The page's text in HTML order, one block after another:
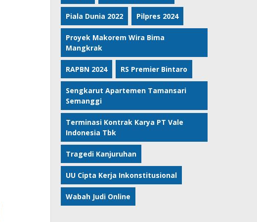
Piala Dunia 2022 Pilpres 2024
Proyek Makorem Wira Bima
Mangkrak
RAPBN 2024 RS Premier Bintaro
Sengkarut Apartemen Tamansari
Semanggi
Terminasi Kontrak Karya PT Vale
Indonesia Tbk
Tragedi Kanjuruhan
UU Cipta Kerja Inkonstitusional
Wabah Judi Online